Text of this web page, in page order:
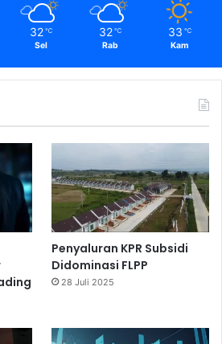
32 ℃
Sel
32 ℃
Rab
33 ℃
Kam
Penyaluran KPR Subsidi
Didominasi FLPP
28 Juli 2025